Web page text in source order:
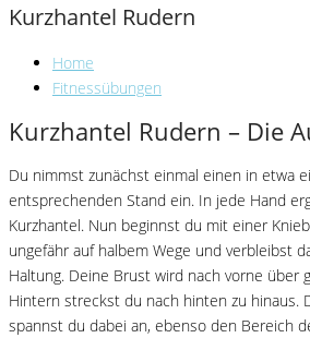
Kurzhantel Rudern
Home
Fitnessübungen
Kurzhantel Rudern – Die
Du nimmst zunächst einmal einen in etwa
entsprechenden Stand ein. In jede Hand
Kurzhantel. Nun beginnst du mit einer
ungefähr auf halbem Wege und verbleibst
Haltung. Deine Brust wird nach vorne über
Hintern streckst du nach hinten zu hinaus.
spannst du dabei an, ebenso den Bereich